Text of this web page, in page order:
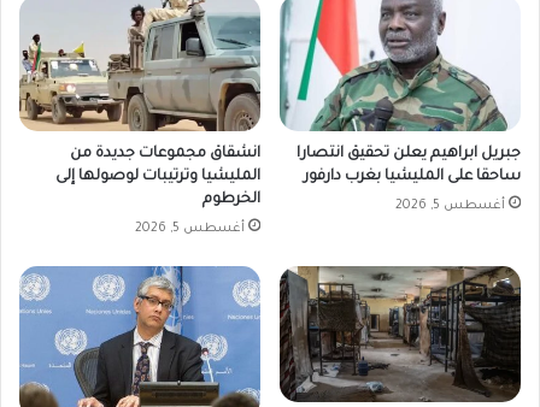
جبريل ابراهيم يعلن تحقيق انتصارا
ساحقا على المليشيا بغرب دارفور
أغسطس 5, 2026
انشقاق مجموعات جديدة من
المليشيا وترتيبات لوصولها إلى
الخرطوم
أغسطس 5, 2026